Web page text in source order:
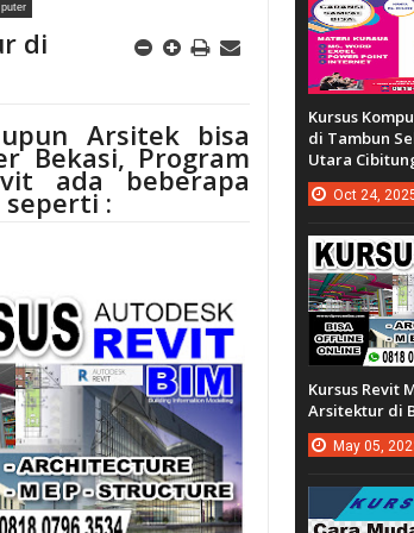
di
Arsitek bisa
Bekasi, Program
ada beberapa
:
Kursus
di Tambun
Utara
Oct 24,
Kursus Revit
Arsitektur di
May 05,